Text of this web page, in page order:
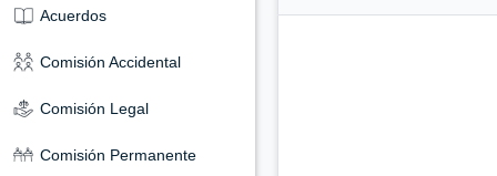
Acuerdos
Comisión Accidental
Comisión Legal
Comisión Permanente